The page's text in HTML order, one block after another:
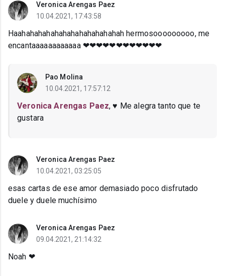
Veronica Arengas Paez
10.04.2021, 17:43:58
Haahahahahahahahahahahahahah hermosooooooooo, me
encantaaaaaaaaaaaa ❤❤❤❤❤❤❤❤❤❤❤❤
Pao Molina
10.04.2021, 17:57:12
Veronica Arengas Paez, ♥ Me alegra tanto que te
gustara
Veronica Arengas Paez
10.04.2021, 03:25:05
esas cartas de ese amor demasiado poco disfrutado
duele y duele muchísimo
Veronica Arengas Paez
09.04.2021, 21:14:32
Noah ❤